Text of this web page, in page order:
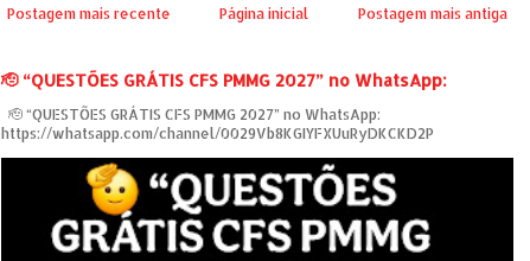
Postagem mais recente Postagem mais antiga
Página inicial
‎🫡 “QUESTÕES GRÁTIS CFS PMMG 2027” no WhatsApp:
‎ 🫡 “QUESTÕES GRÁTIS CFS PMMG 2027” no WhatsApp:
https://whatsapp.com/channel/0029Vb8KGIYFXUuRyDKCKD2P